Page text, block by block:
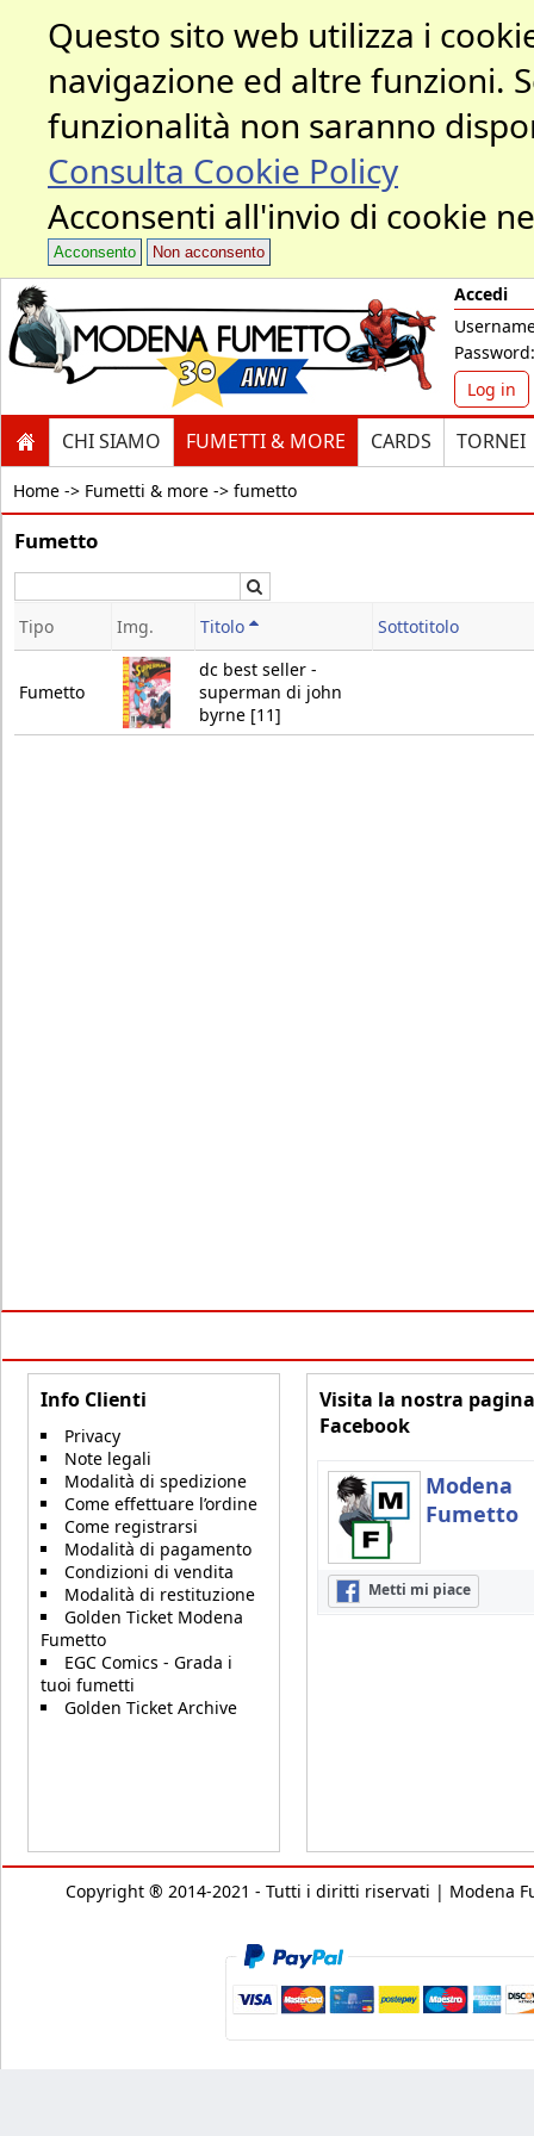
Questo sito web utilizza i
navigazione ed altre funzioni.
funzionalità non saranno
Consulta Cookie Policy
Acconsenti all'invio di cookie
Acconsento Non acconsento
Accedi
Password:
Log in
CHI SIAMO FUMETTI & MORE CARDS TORNEI
Home -> Fumetti & more -> fumetto
Fumetto
Tipo Img. Titolo Sottotitolo
Fumetto
dc best seller -
superman di john
byrne [11]
Info Clienti
Privacy
Note legali
Modalità di spedizione
Come effettuare l’ordine
Come registrarsi
Modalità di pagamento
Condizioni di vendita
Modalità di restituzione
Golden Ticket Modena
Fumetto
EGC Comics - Grada i
tuoi fumetti
Golden Ticket Archive
Visita la nostra pagina
Facebook
Modena
Fumetto
Metti mi piace
Copyright ® 2014-2021 - Tutti i diritti riservati | Modena